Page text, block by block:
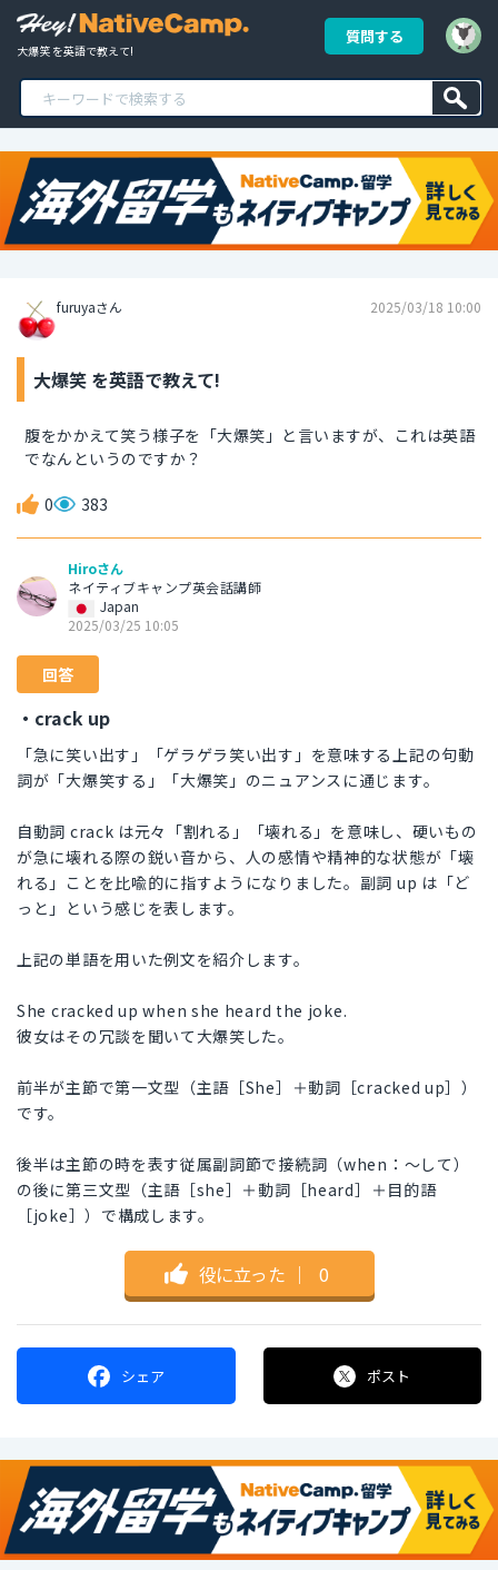
大爆笑 を英語で教えて!
質問する
furuyaさん 2025/03/18 10:00
大爆笑 を英語で教えて!
腹をかかえて笑う様子を「大爆笑」と言いますが、これは英語
でなんというのですか？
0 383
Hiroさん
ネイティブキャンプ英会話講師
Japan
2025/03/25 10:05
回答
・crack up
「急に笑い出す」「ゲラゲラ笑い出す」を意味する上記の句動
詞が「大爆笑する」「大爆笑」のニュアンスに通じます。
自動詞 crack は元々「割れる」「壊れる」を意味し、硬いもの
が急に壊れる際の鋭い音から、人の感情や精神的な状態が「壊
れる」ことを比喩的に指すようになりました。副詞 up は「ど
っと」という感じを表します。
上記の単語を用いた例文を紹介します。
She cracked up when she heard the joke.
彼女はその冗談を聞いて大爆笑した。
前半が主節で第一文型（主語［She］＋動詞［cracked up］）
です。
後半は主節の時を表す従属副詞節で接続詞（when：～して）
の後に第三文型（主語［she］＋動詞［heard］＋目的語
［joke］）で構成します。
役に立った ｜ 0
シェア ポスト